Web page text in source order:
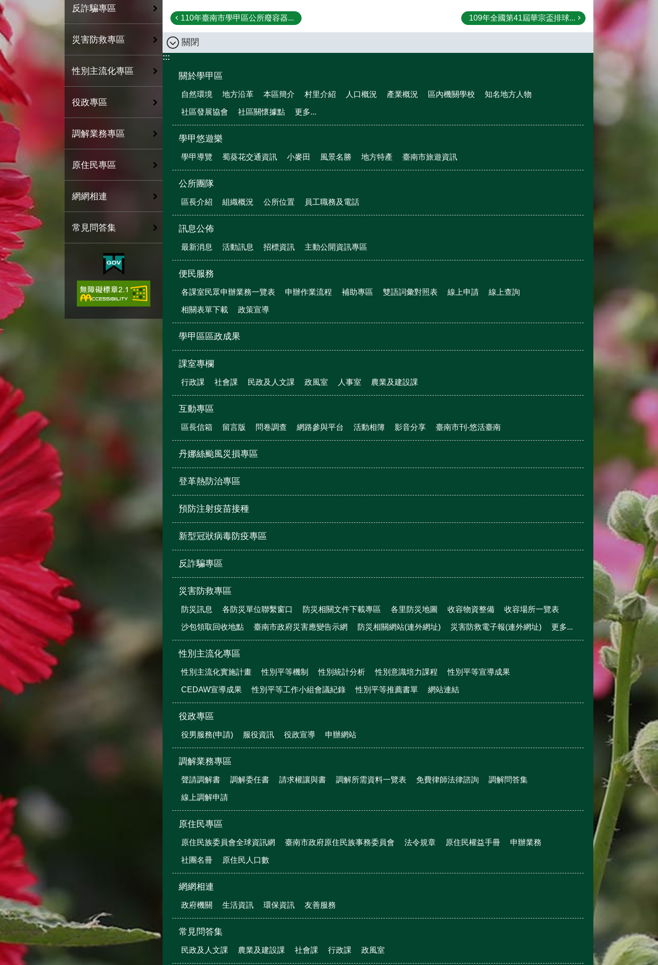
反詐騙專區
災害防救專區
性別主流化專區
役政專區
調解業務專區
原住民專區
網網相連
常見問答集
110年臺南市學甲區公所廢容器... 109年全國第41屆華宗盃排球...
關閉
:::
關於學甲區
自然環境 地方沿革 本區簡介 村里介紹 人口概況 產業概況 區內機關學校 知名地方人物
社區發展協會 社區關懷據點 更多...
學甲悠遊樂
學甲導覽 蜀葵花交通資訊 小麥田 風景名勝 地方特產 臺南市旅遊資訊
公所團隊
區長介紹 組織概況 公所位置 員工職務及電話
訊息公佈
最新消息 活動訊息 招標資訊 主動公開資訊專區
便民服務
各課室民眾申辦業務一覽表 申辦作業流程 補助專區 雙語詞彙對照表 線上申請 線上查詢
相關表單下載 政策宣導
學甲區區政成果
課室專欄
行政課 社會課 民政及人文課 政風室 人事室 農業及建設課
互動專區
區長信箱 留言版 問卷調查 網路參與平台 活動相簿 影音分享 臺南市刊-悠活臺南
丹娜絲颱風災損專區
登革熱防治專區
預防注射疫苗接種
新型冠狀病毒防疫專區
反詐騙專區
災害防救專區
防災訊息 各防災單位聯繫窗口 防災相關文件下載專區 各里防災地圖 收容物資整備 收容場所一覽表
沙包領取回收地點 臺南市政府災害應變告示網 防災相關網站(連外網址) 災害防救電子報(連外網址) 更多...
性別主流化專區
性別主流化實施計畫 性別平等機制 性別統計分析 性別意識培力課程 性別平等宣導成果
CEDAW宣導成果 性別平等工作小組會議紀錄 性別平等推薦書單 網站連結
役政專區
役男服務(申請) 服役資訊 役政宣導 申辦網站
調解業務專區
聲請調解書 調解委任書 請求權讓與書 調解所需資料一覽表 免費律師法律諮詢 調解問答集
線上調解申請
原住民專區
原住民族委員會全球資訊網 臺南市政府原住民族事務委員會 法令規章 原住民權益手冊 申辦業務
社團名冊 原住民人口數
網網相連
政府機關 生活資訊 環保資訊 友善服務
常見問答集
民政及人文課 農業及建設課 社會課 行政課 政風室